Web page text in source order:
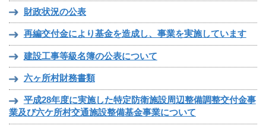
財政状況の公表
再編交付金により基金を造成し、事業を実施しています
建設工事等級名簿の公表について
六ヶ所村財務書類
平成28年度に実施した特定防衛施設周辺整備調整交付金事
業及び六ケ所村交通施設整備基金事業について